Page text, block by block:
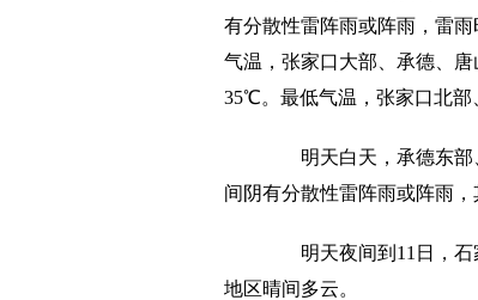
有分散性雷阵雨或阵雨，雷
气温，张家口大部、承德、
35℃。最低气温，张家口北部
明天白天，承德东部、
间阴有分散性雷阵雨或阵雨，
明天夜间到11日，石
地区晴间多云。